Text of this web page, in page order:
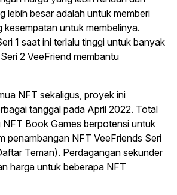
lebih besar adalah untuk memberi
kesempatan untuk membelinya.
1 saat ini terlalu tinggi untuk banyak
2 VeeFriend membantu
NFT sekaligus, proyek ini
tanggal pada April 2022. Total
Book Games berpotensi untuk
penambangan NFT VeeFriends Seri
Teman). Perdagangan sekunder
harga untuk beberapa NFT